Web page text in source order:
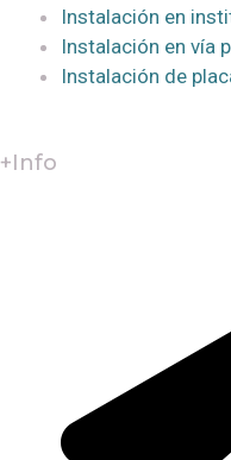
Instalación en
Instalación en vía
Instalación de
+Info